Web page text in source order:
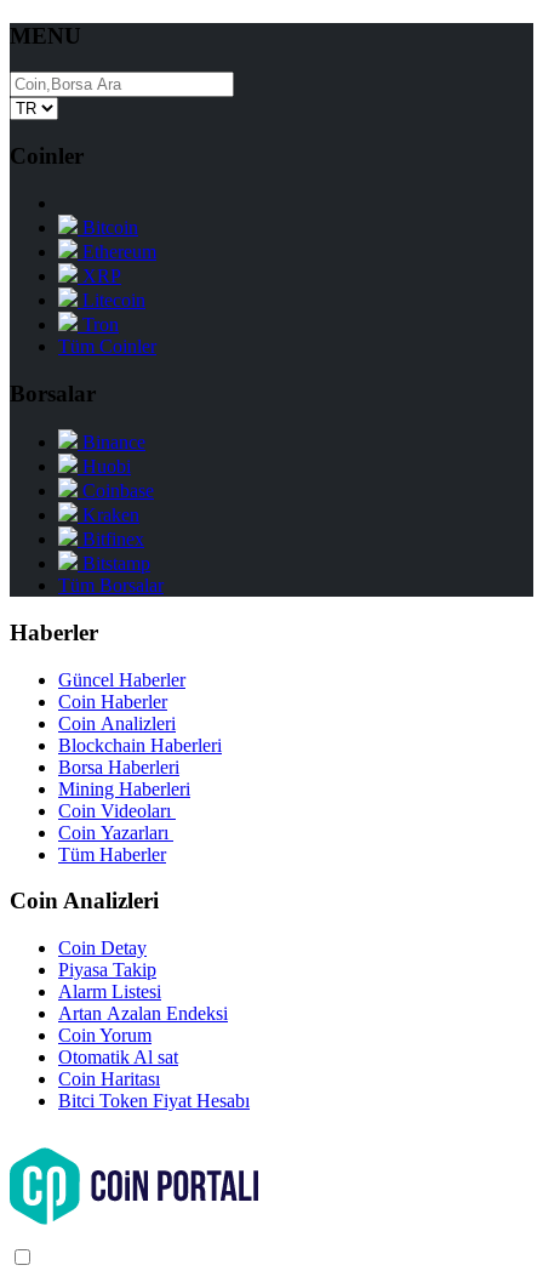
MENU
Coinler
Bitcoin
Ethereum
XRP
Litecoin
Tron
Tüm Coinler
Borsalar
Binance
Huobi
Coinbase
Kraken
Bitfinex
Bitstamp
Tüm Borsalar
Haberler
Güncel Haberler
Coin Haberler
Coin Analizleri
Blockchain Haberleri
Borsa Haberleri
Mining Haberleri
Coin Videoları
Coin Yazarları
Tüm Haberler
Coin Analizleri
Coin Detay
Piyasa Takip
Alarm Listesi
Artan Azalan Endeksi
Coin Yorum
Otomatik Al sat
Coin Haritası
Bitci Token Fiyat Hesabı